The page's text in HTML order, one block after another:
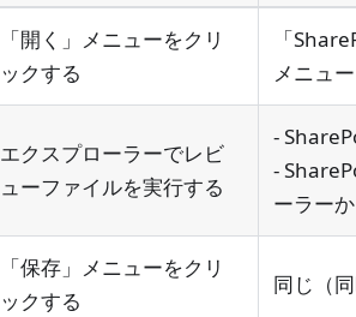
「開く」メニューをクリ
ックする
「
メニュ
エクスプローラーでレビ
ューファイルを実行する
-
-
ーラー
「保存」メニューをクリ
ックする
同じ（